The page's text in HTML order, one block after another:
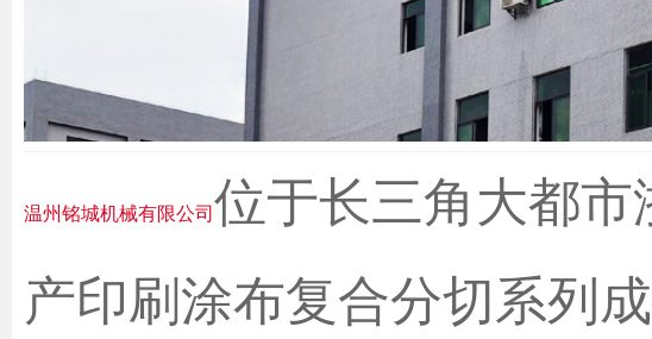
温州铭城机械有限公司 位于长三角大都
产印刷涂布复合分切系列